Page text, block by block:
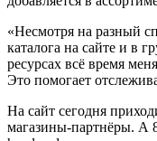
«Несмотря на разный
каталога на сайте и в
ресурсах всё время
Это помогает
На сайт сегодня
магазины-партнёры. А